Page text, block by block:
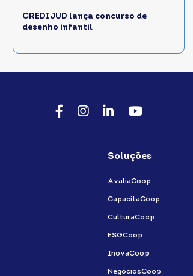
CREDIJUD lança concurso de
desenho infantil
FacebookInstagram
LinkedInYoutube
Soluções
AvaliaCoop
CapacitaCoop
CulturaCoop
ESGCoop
InovaCoop
NegóciosCoop